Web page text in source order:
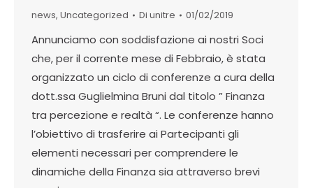
news, Uncategorized Di unitre 01/02/2019
Annunciamo con soddisfazione ai nostri Soci
che, per il corrente mese di Febbraio, è stata
organizzato un ciclo di conferenze a cura della
dott.ssa Guglielmina Bruni dal titolo ” Finanza
tra percezione e realtà “. Le conferenze hanno
l’obiettivo di trasferire ai Partecipanti gli
elementi necessari per comprendere le
dinamiche della Finanza sia attraverso brevi